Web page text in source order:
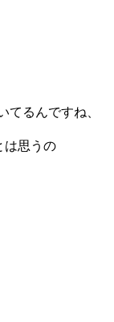
るんですね、
は思うの